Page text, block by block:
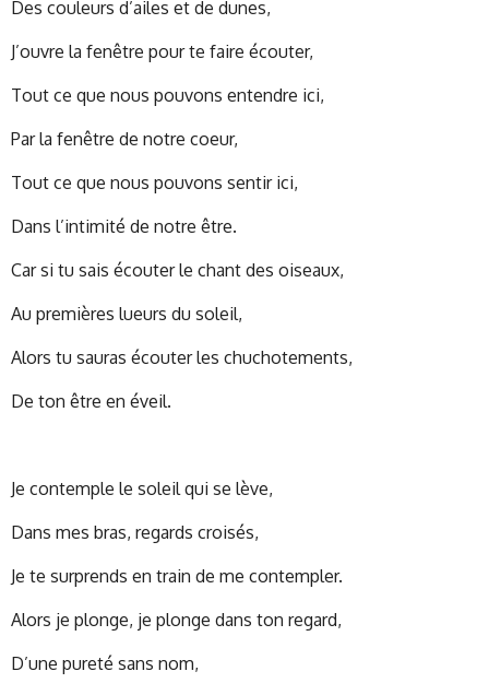
Des couleurs d’ailes et de dunes,
J’ouvre la fenêtre pour te faire écouter,
Tout ce que nous pouvons entendre ici,
Par la fenêtre de notre coeur,
Tout ce que nous pouvons sentir ici,
Dans l’intimité de notre être.
Car si tu sais écouter le chant des oiseaux,
Au premières lueurs du soleil,
Alors tu sauras écouter les chuchotements,
De ton être en éveil.
Je contemple le soleil qui se lève,
Dans mes bras, regards croisés,
Je te surprends en train de me contempler.
Alors je plonge, je plonge dans ton regard,
D’une pureté sans nom,